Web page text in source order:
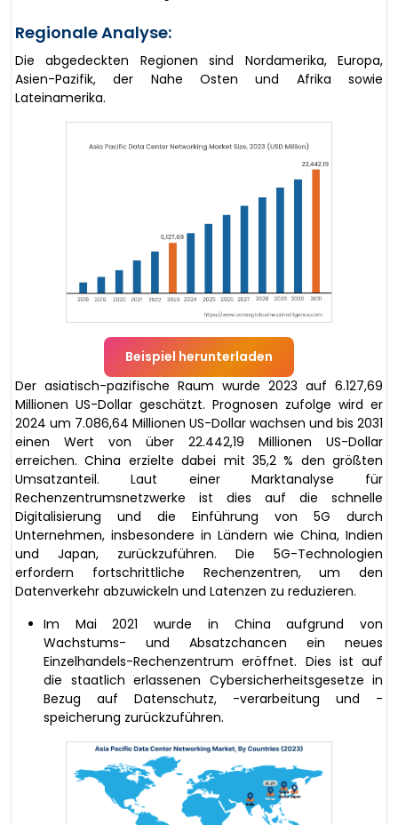
Regionale Analyse:
Die abgedeckten Regionen sind Nordamerika, Europa,
Asien-Pazifik, der Nahe Osten und Afrika sowie
Lateinamerika.
Beispiel herunterladen
Der asiatisch-pazifische Raum wurde 2023 auf 6.127,69
Millionen US-Dollar geschätzt. Prognosen zufolge wird er
2024 um 7.086,64 Millionen US-Dollar wachsen und bis 2031
einen Wert von über 22.442,19 Millionen US-Dollar
erreichen. China erzielte dabei mit 35,2 % den größten
Umsatzanteil. Laut einer Marktanalyse für
Rechenzentrumsnetzwerke ist dies auf die schnelle
Digitalisierung und die Einführung von 5G durch
Unternehmen, insbesondere in Ländern wie China, Indien
und Japan, zurückzuführen. Die 5G-Technologien
erfordern fortschrittliche Rechenzentren, um den
Datenverkehr abzuwickeln und Latenzen zu reduzieren.
Im Mai 2021 wurde in China aufgrund von
Wachstums- und Absatzchancen ein neues
Einzelhandels-Rechenzentrum eröffnet. Dies ist auf
die staatlich erlassenen Cybersicherheitsgesetze in
Bezug auf Datenschutz, -verarbeitung und -
speicherung zurückzuführen.